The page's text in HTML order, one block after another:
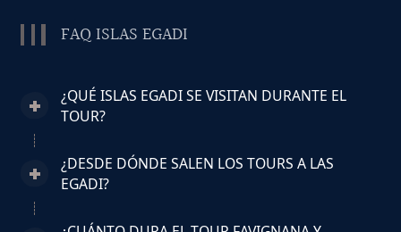
FAQ ISLAS EGADI
¿QUÉ ISLAS EGADI SE VISITAN DURANTE EL
TOUR?
¿DESDE DÓNDE SALEN LOS TOURS A LAS
EGADI?